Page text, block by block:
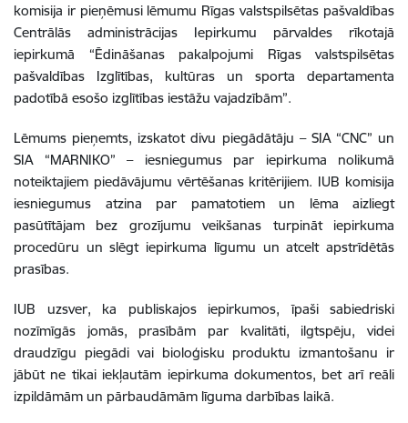
komisija ir pieņēmusi lēmumu Rīgas valstspilsētas pašvaldības
Centrālās administrācijas Iepirkumu pārvaldes rīkotajā
iepirkumā “Ēdināšanas pakalpojumi Rīgas valstspilsētas
pašvaldības Izglītības, kultūras un sporta departamenta
padotībā esošo izglītības iestāžu vajadzībām”.
Lēmums pieņemts, izskatot divu piegādātāju – SIA “CNC” un
SIA “MARNIKO” – iesniegumus par iepirkuma nolikumā
noteiktajiem piedāvājumu vērtēšanas kritērijiem. IUB komisija
iesniegumus atzina par pamatotiem un lēma aizliegt
pasūtītājam bez grozījumu veikšanas turpināt iepirkuma
procedūru un slēgt iepirkuma līgumu un atcelt apstrīdētās
prasības.
IUB uzsver, ka publiskajos iepirkumos, īpaši sabiedriski
nozīmīgās jomās, prasībām par kvalitāti, ilgtspēju, videi
draudzīgu piegādi vai bioloģisku produktu izmantošanu ir
jābūt ne tikai iekļautām iepirkuma dokumentos, bet arī reāli
izpildāmām un pārbaudāmām līguma darbības laikā.